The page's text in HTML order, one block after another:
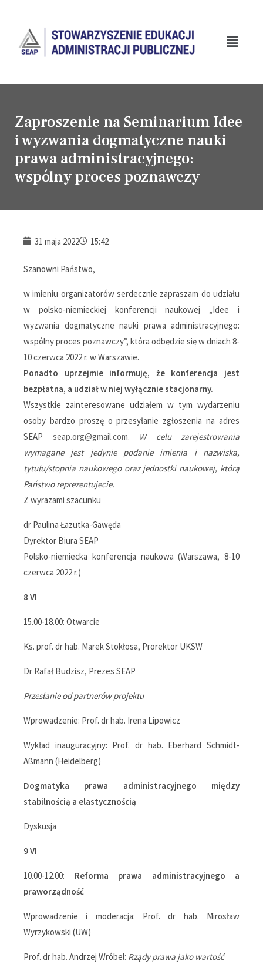
Zaproszenie na Seminarium Idee
i wyzwania dogmatyczne nauki
prawa administracyjnego:
wspólny proces poznawczy
31 maja 2022 15:42
Szanowni Państwo,
w imieniu organizatorów serdecznie zapraszam do udziału
w polsko-niemieckiej konferencji naukowej „Idee i
wyzwania dogmatyczne nauki prawa administracyjnego:
wspólny proces poznawczy”, która odbędzie się w dniach 8-
10 czerwca 2022 r. w Warszawie.
Ponadto uprzejmie informuję, że konferencja jest
bezpłatna, a udział w niej wyłącznie stacjonarny.
Wszystkie zainteresowane udziałem w tym wydarzeniu
osoby bardzo proszę o przesyłanie zgłoszenia na adres
SEAP seap.org@gmail.com.
W celu zarejestrowania
wymagane jest jedynie podanie imienia i nazwiska,
tytułu/stopnia naukowego oraz jednostki naukowej, którą
Państwo reprezentujecie.
Z wyrazami szacunku
dr Paulina Łazutka-Gawęda
Dyrektor Biura SEAP
Polsko-niemiecka konferencja naukowa (Warszawa, 8-10
czerwca 2022 r.)
8 VI
15.00-18.00: Otwarcie
Ks. prof. dr hab. Marek Stokłosa, Prorektor UKSW
Dr Rafał Budzisz, Prezes SEAP
Przesłanie od partnerów projektu
Wprowadzenie: Prof. dr hab. Irena Lipowicz
Wykład inauguracyjny: Prof. dr hab. Eberhard Schmidt-
Aßmann (Heidelberg)
Dogmatyka prawa administracyjnego między
stabilnością a elastycznością
Dyskusja
9 VI
10.00-12.00: Reforma prawa administracyjnego a
praworządność
Wprowadzenie i moderacja: Prof. dr hab. Mirosław
Wyrzykowski (UW)
Prof. dr hab. Andrzej Wróbel: Rządy prawa jako wartość